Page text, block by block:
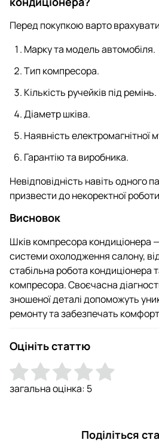
Перед покупкою варто
Марку та модель автомобіля.
Тип компресора.
Кількість ручейків під ремінь.
Діаметр шківа.
Наявність електромагнітної
Гарантію та виробника.
Невідповідність навіть одного
призвести до некоректної
Висновок
Шків компресора кондиціонера
системи охолодження салону,
стабільна робота кондиціонера
компресора. Своєчасна
зношеної деталі допоможуть
ремонту та забезпечать
Оцініть статтю
загальна оцінка: 5
Поділіться